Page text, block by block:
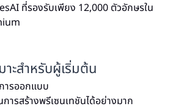
ที่รองรับเพียง 12,000 ตัวอักษรใน
าะสำหรับผู้เริ่มต้น
ารออกแบบ
การสร้างพรีเซนเทชันได้อย่างมาก